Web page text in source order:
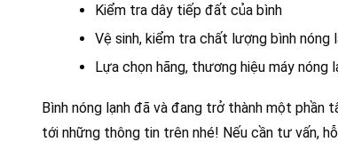
Kiểm tra dây tiếp đất của bình
Vệ sinh, kiểm tra chất lượng bình nóng
Lựa chọn hãng, thương hiệu máy nóng
Bình nóng lạnh đã và đang trở thành một phần
tới những thông tin trên nhé! Nếu cần tư vấn,